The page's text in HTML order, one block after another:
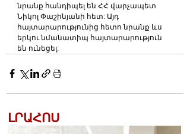
նրանք հանդիպել են ՀՀ վարչապետ
Նիկոլ Փաշինյանի հետ: Այդ
հայտարարությունից հետո նրանք ևս
երկու նմանատիպ հայտարարություն
են ունեցել:
ԼՐԱՀՈՍ